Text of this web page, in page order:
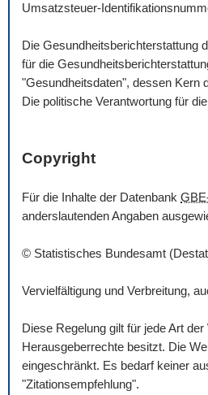
Umsatzsteuer-
Die Gesundheitsberichterstattung
für die
"Gesundheitsdaten", dessen Kern
Die politische Verantwortung für
Copyright
Für die Inhalte der Datenbank
anderslautenden Angaben
© Statistisches Bundesamt
Vervielfältigung und Verbreitung,
Diese Regelung gilt für jede Art
Herausgeberrechte besitzt. Die
eingeschränkt. Es bedarf keiner
"Zitationsempfehlung".